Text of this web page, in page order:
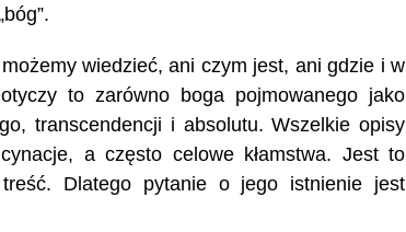
wiedzieć, ani czym jest, ani gdzie i w
to zarówno boga pojmowanego jako
transcendencji i absolutu. Wszelkie opisy
a często celowe kłamstwa. Jest to
Dlatego pytanie o jego istnienie jest